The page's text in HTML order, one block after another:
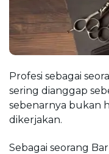
Profesi sebagai
sering dianggap
sebenarnya bukan
dikerjakan.
Sebagai seorang